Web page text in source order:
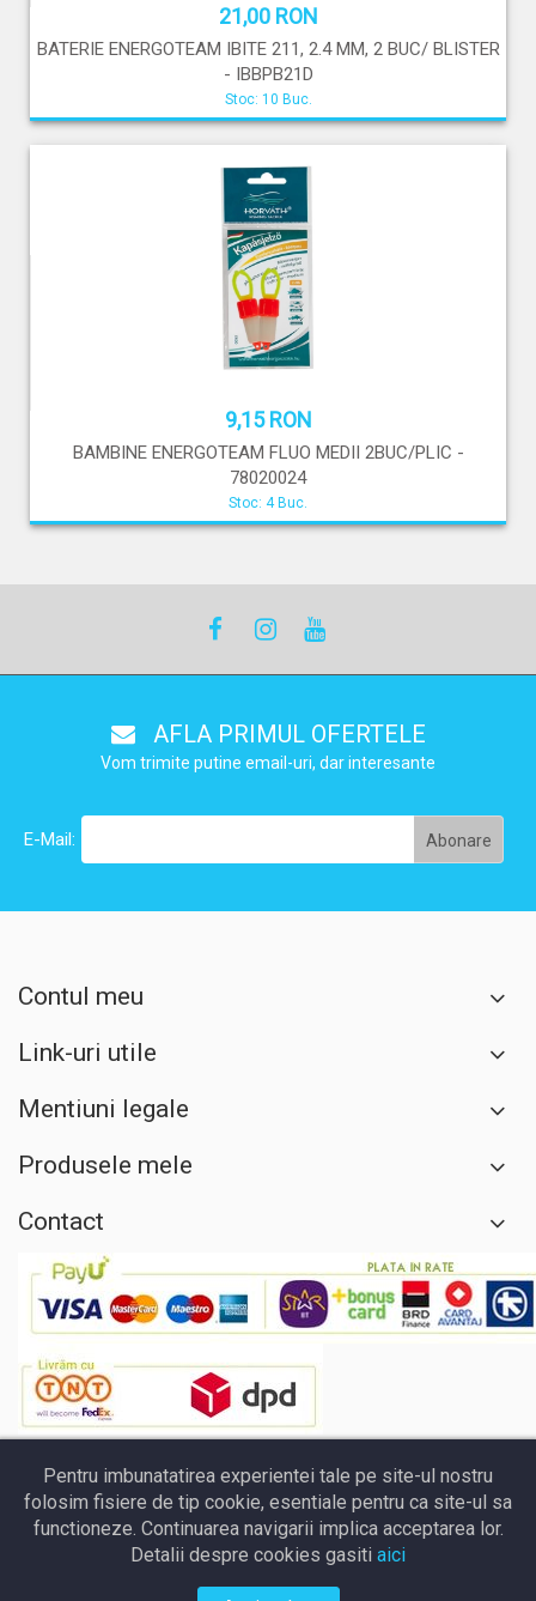
21,00 RON
BATERIE ENERGOTEAM IBITE 211, 2.4 MM, 2 BUC/ BLISTER
- IBBPB21D
Stoc: 10 Buc.
9,15 RON
BAMBINE ENERGOTEAM FLUO MEDII 2BUC/PLIC -
78020024
Stoc: 4 Buc.
AFLA PRIMUL OFERTELE
Vom trimite putine email-uri, dar interesante
E-Mail:
Contul meu
Link-uri utile
Mentiuni legale
Produsele mele
Contact
Pentru imbunatatirea experientei tale pe site-ul nostru
folosim fisiere de tip cookie, esentiale pentru ca site-ul sa
functioneze. Continuarea navigarii implica acceptarea lor.
Detalii despre cookies gasiti aici